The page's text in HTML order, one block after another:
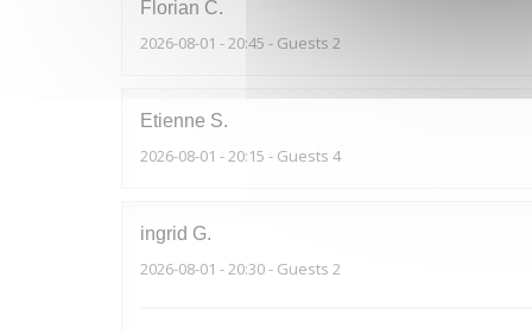
Florian C
2026-08-01 - 20:45 - Guests 2
Etienne S
2026-08-01 - 20:15 - Guests 4
ingrid G
2026-08-01 - 20:30 - Guests 2